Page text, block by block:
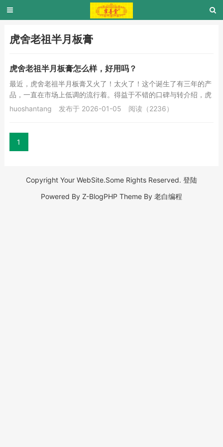
虎舍老祖半月板膏
虎舍老祖半月板膏怎么样，好用吗？
最近，虎舍老祖半月板膏又火了！太火了！这个诞生了有三年的产
品，一直在市场上低调的流行着。得益于不错的口碑与转介绍，虎
舍老祖半月板膏越来越受到朋友们的喜欢。虎舍老...
huoshantang 发布于 2026-01-05 阅读（2236）
1
Copyright Your WebSite.Some Rights Reserved. 登陆
Powered By Z-BlogPHP Theme By 老白编程